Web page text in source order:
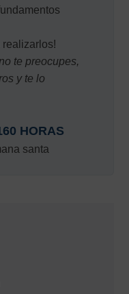
realizarlos!
te preocupes,
y te lo
HORAS
santa